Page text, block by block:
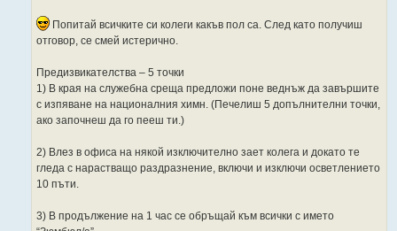
Попитай всичките си колеги какъв пол са. След като получиш
отговор, се смей истерично.
Предизвикателства – 5 точки
1) В края на служебна среща предложи поне веднъж да завършите
с изпяване на националния химн. (Печелиш 5 допълнителни точки,
ако започнеш да го пееш ти.)
2) Влез в офиса на някой изключително зает колега и докато те
гледа с нарастващо раздразнение, включи и изключи осветлението
10 пъти.
3) В продължение на 1 час се обръщай към всички с името